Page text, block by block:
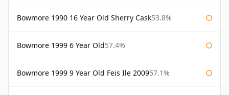
Bowmore 1990 16 Year Old Sherry Cask53.8%
Bowmore 1999 6 Year Old57.4%
Bowmore 1999 9 Year Old Feis Ile 200957.1%